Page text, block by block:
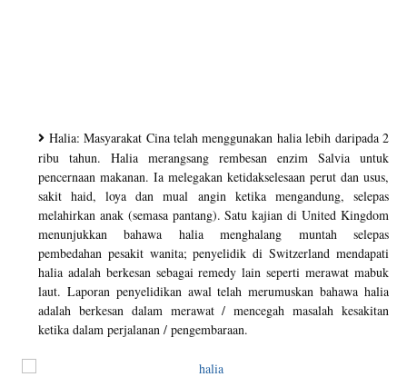
Halia: Masyarakat Cina telah menggunakan halia lebih daripada 2
ribu tahun. Halia merangsang rembesan enzim Salvia untuk
pencernaan makanan. Ia melegakan ketidakselesaan perut dan usus,
sakit haid, loya dan mual angin ketika mengandung, selepas
melahirkan anak (semasa pantang). Satu kajian di United Kingdom
menunjukkan bahawa halia menghalang muntah selepas
pembedahan pesakit wanita; penyelidik di Switzerland mendapati
halia adalah berkesan sebagai remedy lain seperti merawat mabuk
laut. Laporan penyelidikan awal telah merumuskan bahawa halia
adalah berkesan dalam merawat / mencegah masalah kesakitan
ketika dalam perjalanan / pengembaraan.